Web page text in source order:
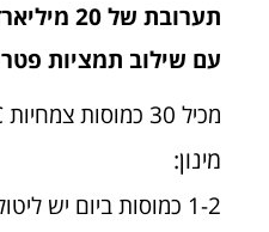
תערובת
עם שילוב תמציות
מכיל 30 כמוסות צמחיות HPMC..
מינון:
1-2 כמוסות ביום יש